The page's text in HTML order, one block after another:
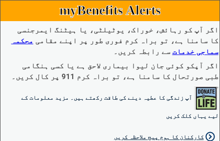
myBenefits Alerts
اگر آپ کو رہائش، خوراک، یوٹیلٹی، یا ہیٹنگ ایمرجنسی
کا سامنا ہے، تو براہ کرم فوری طور پر اپنے مقامی محکمہ
سماجی خدمات سے رابطہ کریں۔
اگر آپکو کوئی جان لیوا بیماری لاحق ہے یا کسی ہنگامی
طبی صورتحال کا سامنا ہے، تو براہ کرم 911 پر کال کریں۔
آپ زندگی کا عطیہ دینے کی طاقت رکھتے ہیں۔ مزید معلومات کے
لیے یہاں کلک کریں
کارکنان کا ہوم پیج ملاحظہ کریں